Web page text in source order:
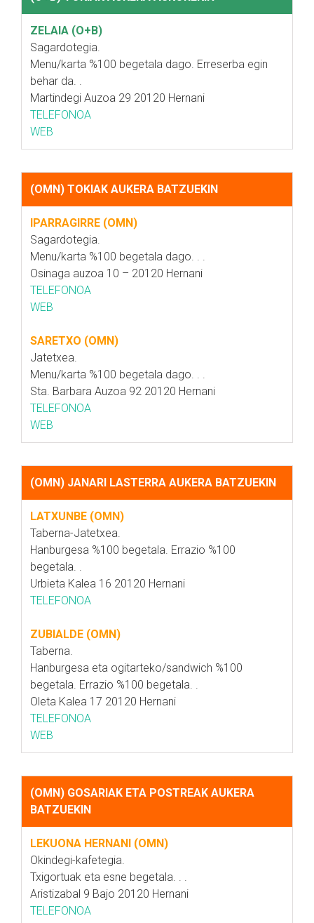
ZELAIA (O+B)
Sagardotegia.
Menu/karta %100 begetala dago. Erreserba egin
behar da. .
Martindegi Auzoa 29 20120 Hernani
TELEFONOA
WEB
(OMN) TOKIAK AUKERA BATZUEKIN
IPARRAGIRRE (OMN)
Sagardotegia.
Menu/karta %100 begetala dago. . .
Osinaga auzoa 10 – 20120 Hernani
TELEFONOA
WEB
SARETXO (OMN)
Jatetxea.
Menu/karta %100 begetala dago. . .
Sta. Barbara Auzoa 92 20120 Hernani
TELEFONOA
WEB
(OMN) JANARI LASTERRA AUKERA BATZUEKIN
LATXUNBE (OMN)
Taberna-Jatetxea.
Hanburgesa %100 begetala. Errazio %100
begetala. .
Urbieta Kalea 16 20120 Hernani
TELEFONOA
ZUBIALDE (OMN)
Taberna.
Hanburgesa eta ogitarteko/sandwich %100
begetala. Errazio %100 begetala. .
Oleta Kalea 17 20120 Hernani
TELEFONOA
WEB
(OMN) GOSARIAK ETA POSTREAK AUKERA
BATZUEKIN
LEKUONA HERNANI (OMN)
Okindegi-kafetegia.
Txigortuak eta esne begetala. . .
Aristizabal 9 Bajo 20120 Hernani
TELEFONOA